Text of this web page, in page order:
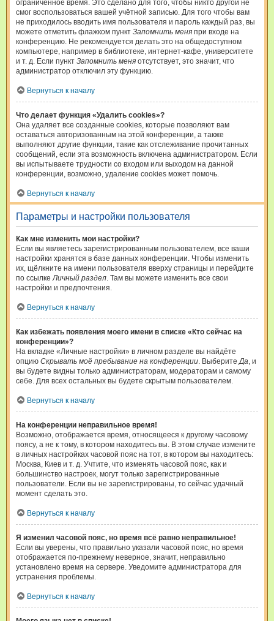
ограниченное время. Это сделано для того, чтобы никто другой не
смог воспользоваться вашей учётной записью. Для того чтобы вам
не приходилось вводить имя пользователя и пароль каждый раз, вы
можете отметить флажком пункт Запомнить меня при входе на
конференцию. Не рекомендуется делать это на общедоступном
компьютере, например в библиотеке, интернет-кафе, университете
и т. д. Если пункт Запомнить меня отсутствует, это значит, что
администратор отключил эту функцию.
Вернуться к началу
Что делает функция «Удалить cookies»?
Она удаляет все созданные cookies, которые позволяют вам
оставаться авторизованным на этой конференции, а также
выполняют другие функции, такие как отслеживание прочитанных
сообщений, если эта возможность включена администратором. Если
вы испытываете трудности со входом или выходом на данной
конференции, возможно, удаление cookies может помочь.
Вернуться к началу
Параметры и настройки пользователя
Как мне изменить мои настройки?
Если вы являетесь зарегистрированным пользователем, все ваши
настройки хранятся в базе данных конференции. Чтобы изменить
их, щёлкните на имени пользователя вверху страницы и перейдите
по ссылкеЛичный раздел. Там вы можете изменить все свои
настройки и предпочтения.
Вернуться к началу
Как избежать появления моего имени в списке «Кто сейчас на
конференции»?
На вкладке «Личные настройки» в личном разделе вы найдёте
опцию Скрывать моё пребывание на конференции. ВыберитеДа, и
вы будете видны только администраторам, модераторам и самому
себе. Для всех остальных вы будете скрытым пользователем.
Вернуться к началу
На конференции неправильное время!
Возможно, отображается время, относящееся к другому часовому
поясу, а не к тому, в котором находитесь вы. В этом случае измените
в личных настройках часовой пояс на тот, в котором вы находитесь:
Москва, Киев и т. д. Учтите, что изменять часовой пояс, как и
большинство настроек, могут только зарегистрированные
пользователи. Если вы не зарегистрированы, то сейчас удачный
момент сделать это.
Вернуться к началу
Я изменил часовой пояс, но время всё равно неправильное!
Если вы уверены, что правильно указали часовой пояс, но время
отображается по-прежнему неверное, значит, неправильно
установлено время на сервере. Уведомите администратора для
устранения проблемы.
Вернуться к началу